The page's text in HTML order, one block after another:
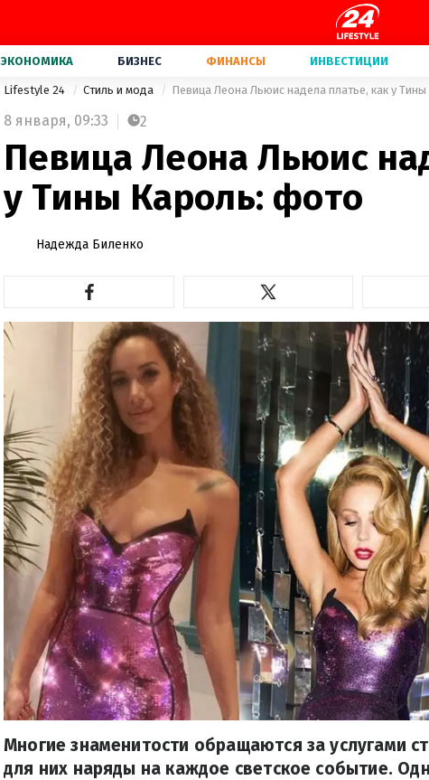
ЭКОНОМИКА БИЗНЕС ФИНАНСЫ ИНВЕСТИЦИИ
Lifestyle 24 Стиль и мода Певица Леона Льюис надела платье, как у
8 января, 09:33 2
Певица Леона Льюис
у Тины Кароль: фото
Надежда Биленко
Многие знаменитости обращаются за услугами
для них наряды на каждое светское событие.